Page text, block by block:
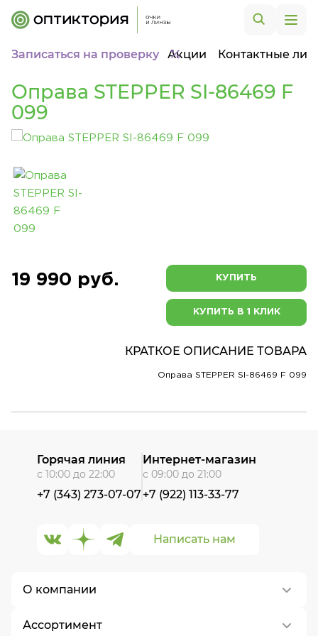
Записаться на проверку Акции Контактные
Оправа STEPPER SI-86469 F
099
19 990 руб. КУПИТЬ
КУПИТЬ В 1 КЛИК
КРАТКОЕ ОПИСАНИЕ ТОВАРА
Оправа STEPPER SI-86469 F 099
О компании
О нас
Ассортимент
Написать нам
Горячая линия
с 10:00 до 22:00
+7 (343) 273-07-07
Интернет-магазин
с 09:00 до 21:00
+7 (922) 113-33-77